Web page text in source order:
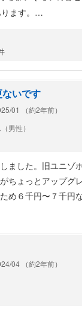
ます。
っていくスタイル。
た）
華街も近いです。
十分なビジネスホ
ルです。
いです
01 （約2年前）
男性）
ました。旧ユニゾ
ちょっとアップグ
め６千円〜７千
04 （約2年前）